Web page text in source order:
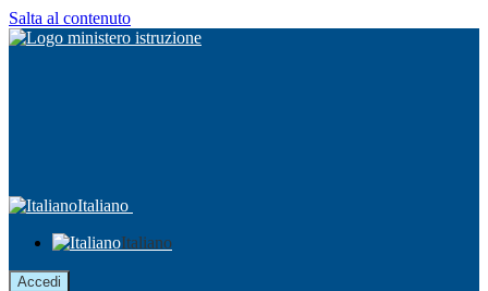
Salta al contenuto
Italiano
Italiano
Accedi